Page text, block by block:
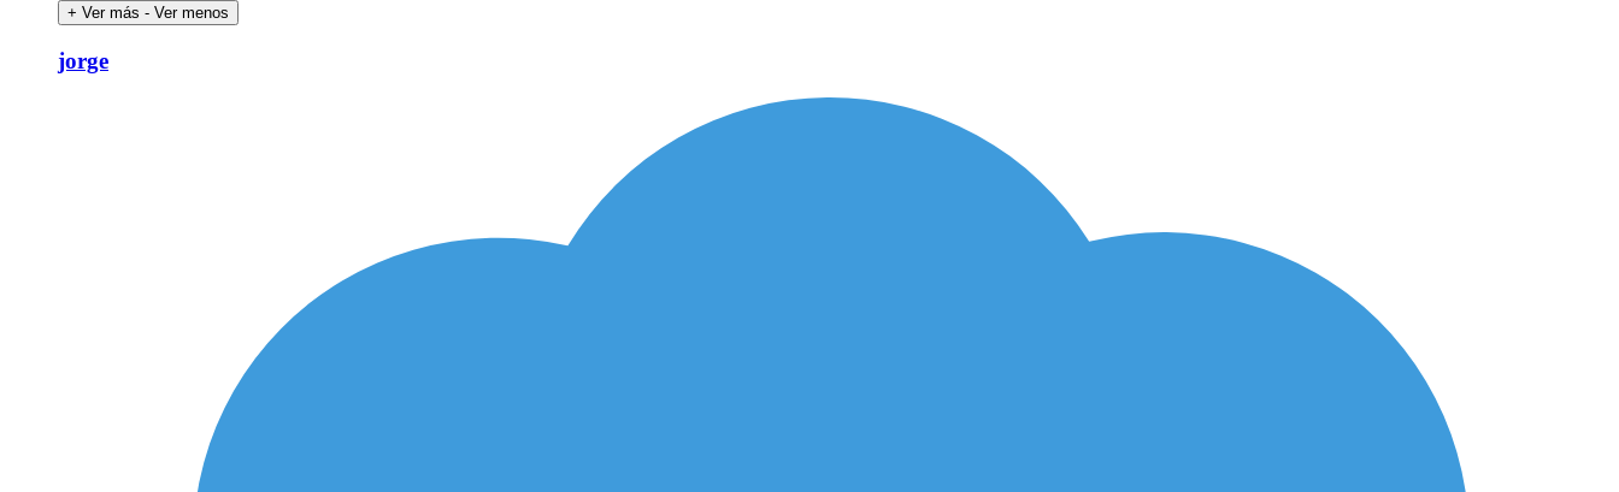
+ Ver más - Ver menos
jorge